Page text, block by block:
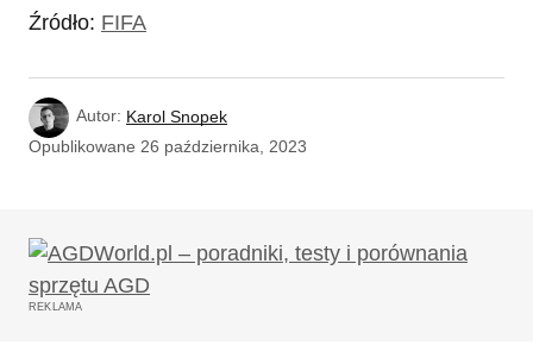
Źródło: FIFA
Autor: Karol Snopek
Opublikowane 26 października, 2023
REKLAMA